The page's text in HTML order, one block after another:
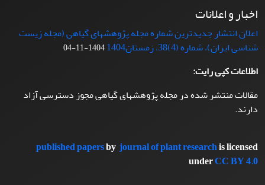
اخبار و اعلانات
اعلان انتشار جدیدترین شماره مجله پژوهشهای گیاهی (مجله زیست
شناسی ایران)، شماره (4)38، زمستان1404
1404-11-04
اطلاعات کپی رایت:
مقالات منتشر شده در مجله پژوهشهای گیاهی مجوز دسترسی آزاد
دارند.
published papersbyjournal of plant researchis licensed
underCC BY 4.0